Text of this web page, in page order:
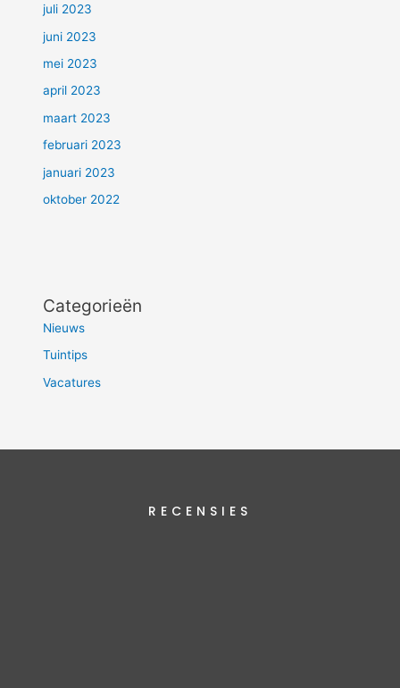
juli 2023
juni 2023
mei 2023
april 2023
maart 2023
februari 2023
januari 2023
oktober 2022
Categorieën
Nieuws
Tuintips
Vacatures
RECENSIES